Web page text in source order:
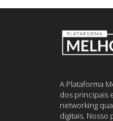
A Plataforma
dos principais
networking
digitais.